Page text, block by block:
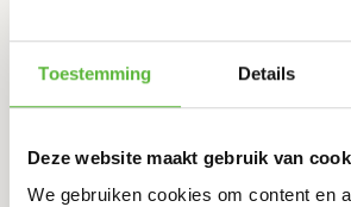
Toestemming Details
Deze website maakt gebruik van
We gebruiken cookies om content en
AJAM PEDIS, INDONESISCHE
19 ,50